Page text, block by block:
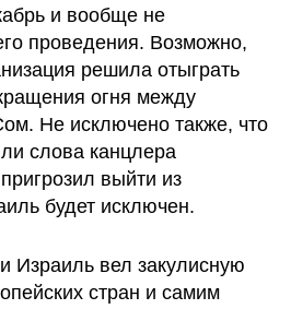
и вообще не
проведения. Возможно,
решила отыграть
огня между
Не исключено также, что
слова канцлера
выйти из
будет исключен.
Израиль вел закулисную
стран и самим